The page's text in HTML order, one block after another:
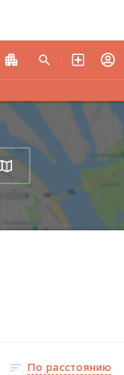
По расстоянию